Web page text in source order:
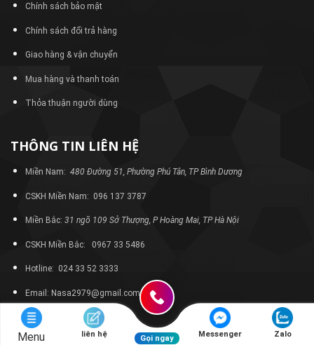
Chính sách bảo mật
Chính sách đổi trả hàng
Giao hàng & vận chuyển
Mua hàng và thanh toán
Thỏa thuận người dùng
THÔNG TIN LIÊN HỆ
Miền Nam: 480 Đường 51, Phường Phú Tân, TP Bình Dương
CSKH Miền Nam: 096 137 3787
Miền Bắc: 31 ngõ 109 Sở Thượng, P Hoàng Mai, TP Hà Nội
CSKH Miền Bắc: 0967 33 5486
Hotline: 024 33 52 3333
Email: Nasa2979@gmail.com
Menu liên hệ Gọi ngay Messenger Zalo